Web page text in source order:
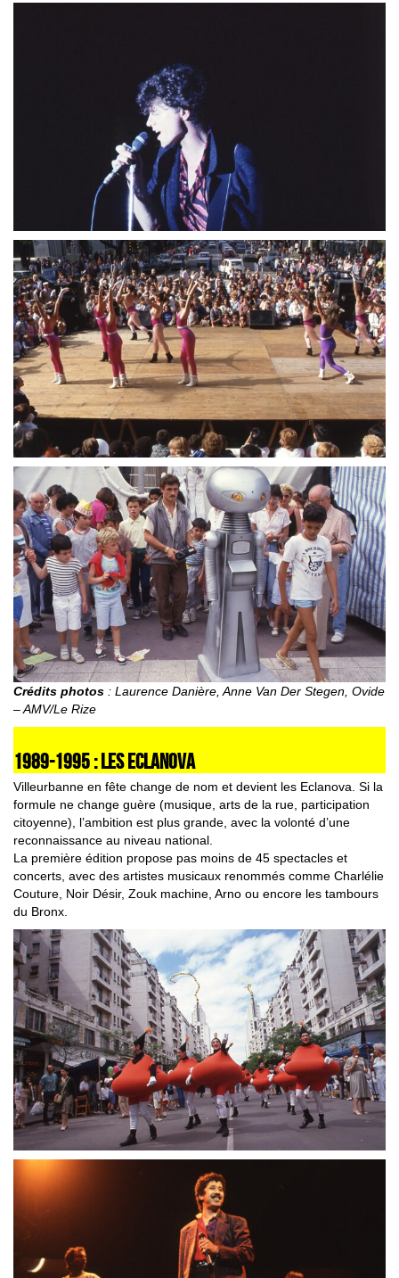
Crédits photos : Laurence Danière, Anne Van Der Stegen, Ovide
– AMV/Le Rize
1989-1995 : LES ECLANOVA
Villeurbanne en fête change de nom et devient les Eclanova. Si la
formule ne change guère (musique, arts de la rue, participation
citoyenne), l’ambition est plus grande, avec la volonté d’une
reconnaissance au niveau national.
La première édition propose pas moins de 45 spectacles et
concerts, avec des artistes musicaux renommés comme Charlélie
Couture, Noir Désir, Zouk machine, Arno ou encore les tambours
du Bronx.